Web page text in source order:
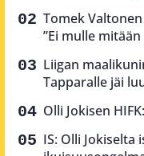
Tomek
”Ei mulle
Liigan
Tapparalle jäi
Olli Jokisen
IS: Olli Jokiselta